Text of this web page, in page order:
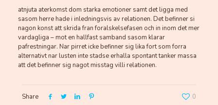
atnjuta aterkomst dom starka emotioner samt det ligga med
sasom herre hade i inledningsvis av relationen. Det befinner si
nagon konst att skrida fran foralskelsefasen och in inom det mer
vardagliga – mot en hallfast samband sasom klarar
pafrestningar. Nar pirret icke befinner sig lika fort som forra
alternativt nar lusten inte stadse erhalla spontant tanker massa
att det befinner sig nagot misstag villi relationen.
Share 0